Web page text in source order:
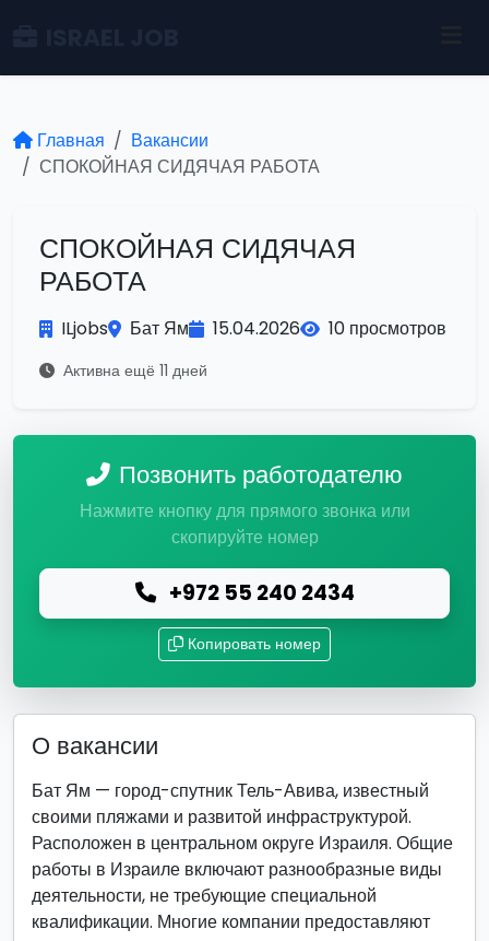
Главная
Вакансии
СПОКОЙНАЯ СИДЯЧАЯ РАБОТА
СПОКОЙНАЯ СИДЯЧАЯ
РАБОТА
ILjobs Бат Ям 15.04.2026 10 просмотров
Активна ещё 11 дней
Позвонить работодателю
Нажмите кнопку для прямого звонка или
скопируйте номер
+972 55 240 2434
Копировать номер
О вакансии
Бат Ям — город-спутник Тель-Авива, известный
своими пляжами и развитой инфраструктурой.
Расположен в центральном округе Израиля. Общие
работы в Израиле включают разнообразные виды
деятельности, не требующие специальной
квалификации. Многие компании предоставляют